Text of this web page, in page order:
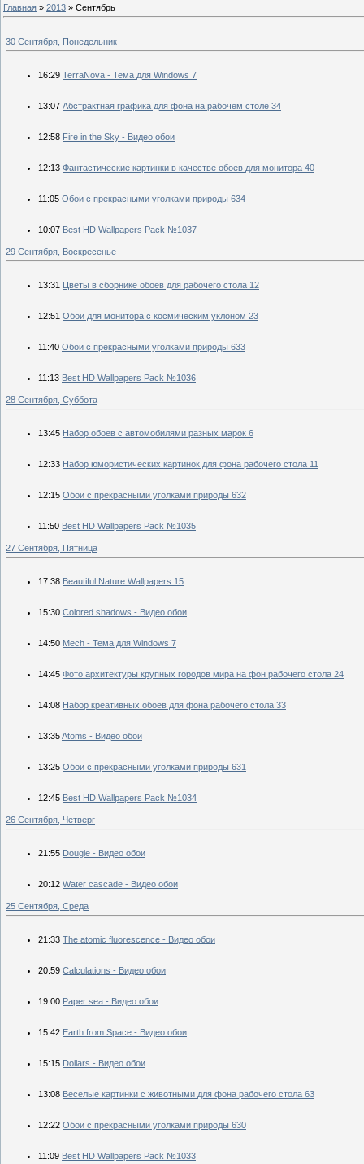
Главная » 2013 » Сентябрь
30 Сентября, Понедельник
16:29 TerraNova - Тема для Windows 7
13:07 Абстрактная графика для фона на рабочем столе 34
12:58 Fire in the Sky - Видео обои
12:13 Фантастические картинки в качестве обоев для монитора 40
11:05 Обои с прекрасными уголками природы 634
10:07 Best HD Wallpapers Pack №1037
29 Сентября, Воскресенье
13:31 Цветы в сборнике обоев для рабочего стола 12
12:51 Обои для монитора с космическим уклоном 23
11:40 Обои с прекрасными уголками природы 633
11:13 Best HD Wallpapers Pack №1036
28 Сентября, Суббота
13:45 Набор обоев с автомобилями разных марок 6
12:33 Набор юмористических картинок для фона рабочего стола 11
12:15 Обои с прекрасными уголками природы 632
11:50 Best HD Wallpapers Pack №1035
27 Сентября, Пятница
17:38 Beautiful Nature Wallpapers 15
15:30 Colored shadows - Видео обои
14:50 Mech - Тема для Windows 7
14:45 Фото архитектуры крупных городов мира на фон рабочего стола 24
14:08 Набор креативных обоев для фона рабочего стола 33
13:35Atoms - Видео обои
13:25 Обои с прекрасными уголками природы 631
12:45 Best HD Wallpapers Pack №1034
26 Сентября, Четверг
21:55 Dougie - Видео обои
20:12 Water cascade - Видео обои
25 Сентября, Среда
21:33 The atomic fluorescence - Видео обои
20:59 Calculations - Видео обои
19:00 Paper sea - Видео обои
15:42 Earth from Space - Видео обои
15:15 Dollars - Видео обои
13:08 Веселые картинки с животными для фона рабочего стола 63
12:22 Обои с прекрасными уголками природы 630
11:09 Best HD Wallpapers Pack №1033